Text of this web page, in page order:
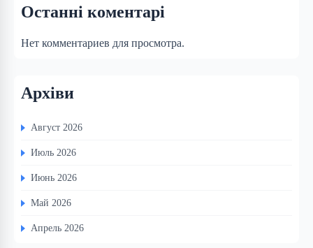
Останні коментарі
Нет комментариев для просмотра.
Архіви
Август 2026
Июль 2026
Июнь 2026
Май 2026
Апрель 2026